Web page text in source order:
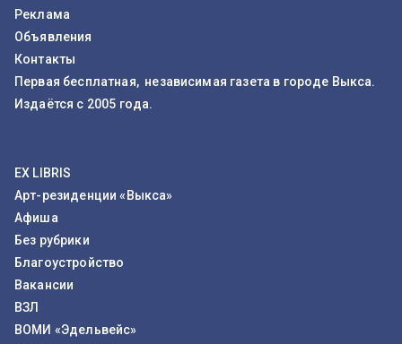
Реклама
Объявления
Контакты
Первая бесплатная, независимая газета в городе Выкса.
Издаётся с 2005 года.
EX LIBRIS
Арт-резиденции «Выкса»
Афиша
Без рубрики
Благоустройство
Вакансии
ВЗЛ
ВОМИ «Эдельвейс»